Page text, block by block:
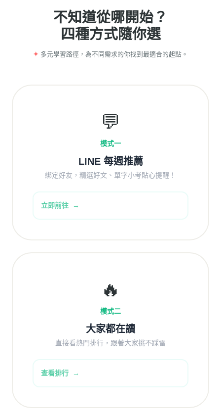
不知道從哪開始？
四種方式隨你選
✦ 多元學習路徑，為不同需求的你找到最適合的起點。
💬
模式一
LINE 每週推薦
綁定好友，精選好文、單字小考貼心提醒！
立即前往
🔥
模式二
大家都在讀
直接看熱門排行，跟著大家挑不踩雷
查看排行